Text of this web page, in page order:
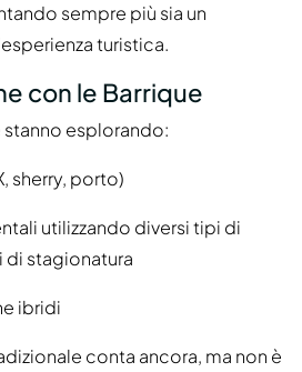
sempre più sia un
turistica.
con le Barrique
esplorando:
sherry, porto)
utilizzando diversi tipi di
stagionatura
ibridi
conta ancora, ma non è